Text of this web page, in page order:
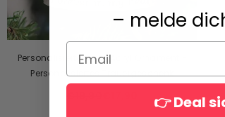
Personalisiertes Foto Acryl Ornament -
Personalisiertes Trauergeschenk
– melde
👉 Deal